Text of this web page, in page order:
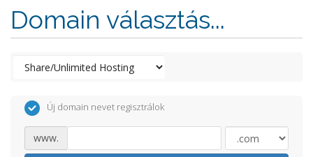
Domain választás...
Új domain nevet regisztrálok
www.